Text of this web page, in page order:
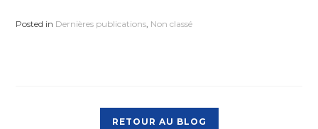
Posted in Dernières publications Non classé
RETOUR AU BLOG